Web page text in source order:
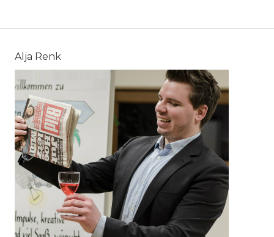
Alja Renk